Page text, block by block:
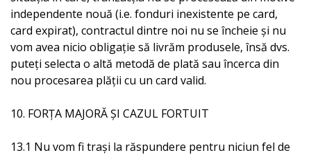
independente nouă (i.e. fonduri inexistente pe card,
card expirat), contractul dintre noi nu se încheie și nu
vom avea nicio obligație să livrăm produsele, însă dvs.
puteți selecta o altă metodă de plată sau încerca din
nou procesarea plății cu un card valid.
10. FORȚA MAJORĂ ȘI CAZUL FORTUIT
13.1 Nu vom fi trași la răspundere pentru niciun fel de